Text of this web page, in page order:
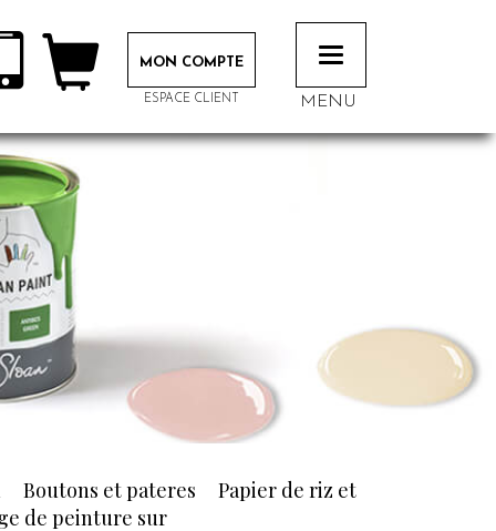
MON COMPTE
ESPACE CLIENT
Toggle
navigation
MENU
Boutons et pateres
Papier de riz et
de peinture sur